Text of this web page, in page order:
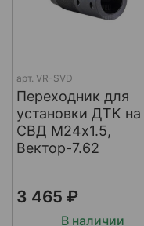
арт. VR-SVD
Переходник для
установки ДТК на
СВД М24х1.5,
Вектор-7.62
3 465 ₽
В наличии